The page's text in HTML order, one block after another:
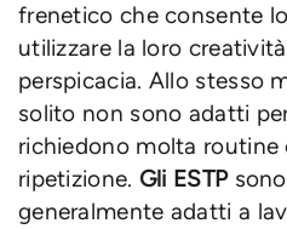
frenetico che consente
utilizzare la loro
perspicacia. Allo stesso
solito non sono adatti
richiedono molta routine
ripetizione. Gli ESTP sono
generalmente adatti a